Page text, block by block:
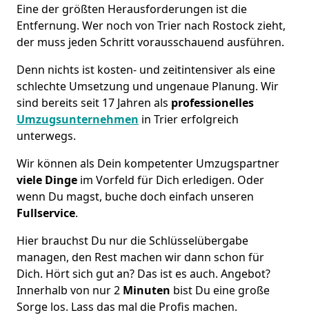
Eine der größten Herausforderungen ist die
Entfernung. Wer noch von Trier nach Rostock zieht,
der muss jeden Schritt vorausschauend ausführen.
Denn nichts ist kosten- und zeitintensiver als eine
schlechte Umsetzung und ungenaue Planung. Wir
sind bereits seit 17 Jahren als professionelles
Umzugsunternehmen in Trier erfolgreich
unterwegs.
Wir können als Dein kompetenter Umzugspartner
viele Dinge im Vorfeld für Dich erledigen. Oder
wenn Du magst, buche doch einfach unseren
Fullservice.
Hier brauchst Du nur die Schlüsselübergabe
managen, den Rest machen wir dann schon für
Dich. Hört sich gut an? Das ist es auch. Angebot?
Innerhalb von nur 2 Minuten bist Du eine große
Sorge los. Lass das mal die Profis machen.